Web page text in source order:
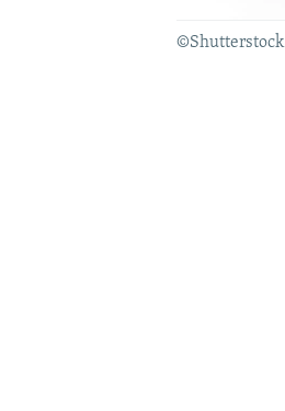
©Shutterstock